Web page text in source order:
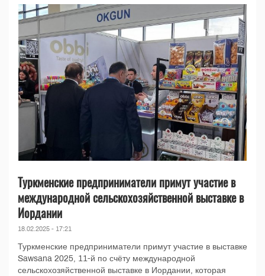
Туркменские предприниматели примут участие в
международной сельскохозяйственной выставке в
Иордании
18.02.2025 - 17:21
Туркменские предприниматели примут участие в выставке
Sawsana 2025, 11-й по счёту международной
сельскохозяйственной выставке в Иордании, которая